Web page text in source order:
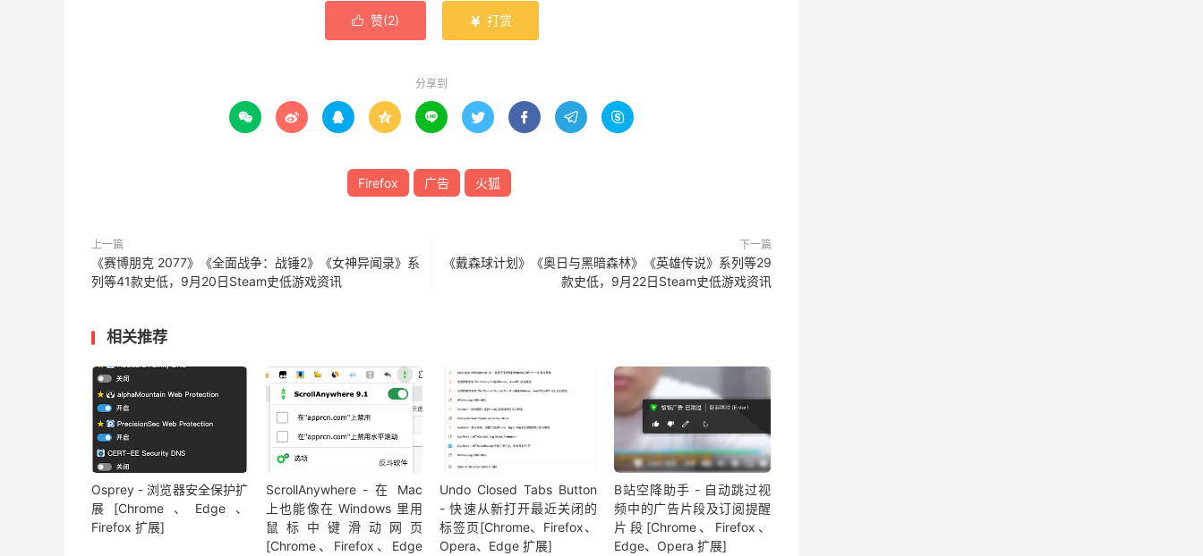
 赞(2)  打赏
分享到
        
Firefox 广告 火狐
上一篇
《赛博朋克 2077》《全面战争：战锤2》《女神异闻录》系
列等41款史低，9月20日Steam史低游戏资讯
下一篇
《戴森球计划》《奥日与黑暗森林》《英雄传说》系列等29
款史低，9月22日Steam史低游戏资讯
相关推荐
Osprey - 浏览器安全保护扩
展[Chrome、Edge、
Firefox 扩展]
ScrollAnywhere - 在 Mac
上也能像在 Windows 里用
鼠标中键滑动网页
[Chrome、Firefox、Edge
Undo Closed Tabs Button
- 快速从新打开最近关闭的
标签页[Chrome、Firefox、
Opera、Edge 扩展]
B站空降助手 - 自动跳过视
频中的广告片段及订阅提醒
片段[Chrome、Firefox、
Edge、Opera 扩展]